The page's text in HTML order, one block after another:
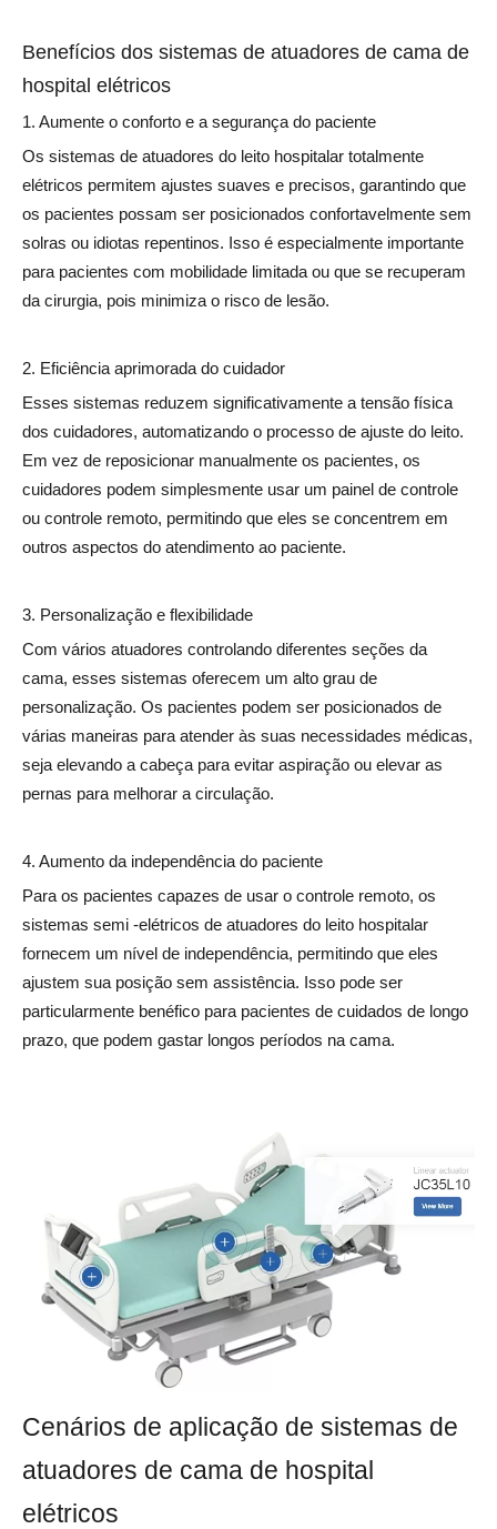
Benefícios dos sistemas de atuadores de cama de
hospital elétricos
1. Aumente o conforto e a segurança do paciente
Os sistemas de atuadores do leito hospitalar totalmente
elétricos permitem ajustes suaves e precisos, garantindo que
os pacientes possam ser posicionados confortavelmente sem
solras ou idiotas repentinos. Isso é especialmente importante
para pacientes com mobilidade limitada ou que se recuperam
da cirurgia, pois minimiza o risco de lesão.
2. Eficiência aprimorada do cuidador
Esses sistemas reduzem significativamente a tensão física
dos cuidadores, automatizando o processo de ajuste do leito.
Em vez de reposicionar manualmente os pacientes, os
cuidadores podem simplesmente usar um painel de controle
ou controle remoto, permitindo que eles se concentrem em
outros aspectos do atendimento ao paciente.
3. Personalização e flexibilidade
Com vários atuadores controlando diferentes seções da
cama, esses sistemas oferecem um alto grau de
personalização. Os pacientes podem ser posicionados de
várias maneiras para atender às suas necessidades médicas,
seja elevando a cabeça para evitar aspiração ou elevar as
pernas para melhorar a circulação.
4. Aumento da independência do paciente
Para os pacientes capazes de usar o controle remoto, os
sistemas semi -elétricos de atuadores do leito hospitalar
fornecem um nível de independência, permitindo que eles
ajustem sua posição sem assistência. Isso pode ser
particularmente benéfico para pacientes de cuidados de longo
prazo, que podem gastar longos períodos na cama.
Cenários de aplicação de sistemas de
atuadores de cama de hospital
elétricos